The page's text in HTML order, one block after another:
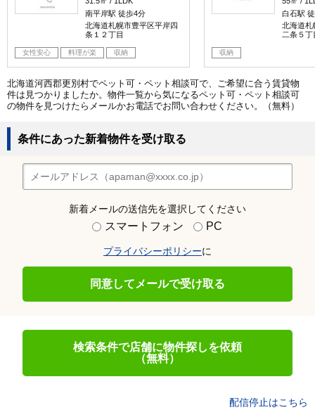
南平岸駅 徒歩4分
北海道札幌市豊平区平岸四
条１２丁目
女性安心 料理が楽 収納
白石駅
北海道札
二条５丁
収納
北海道河西郡更別村でペット可・ペット相談可で、ご希望に合う賃貸物
件は見つかりましたか。物件一覧から気になるペット可・ペット相談可
の物件を見つけたらメールかお電話でお問い合わせください。（無料）
条件にあった新着物件を受け取る
新着メールの送信先を選択してください
スマートフォン PC
プライバシーポリシーに
同意してメールで受け取る
検索条件で店舗に物件探しを依頼
（無料）
配信停止はこちら